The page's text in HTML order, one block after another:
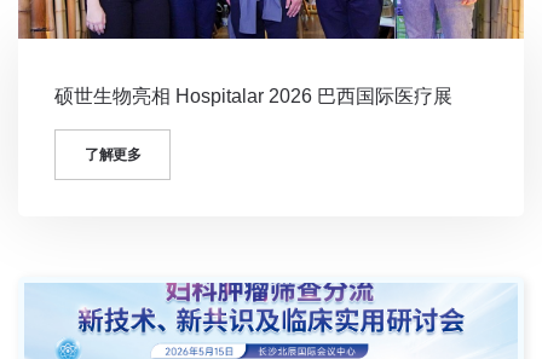
硕世生物亮相 Hospitalar 2026 巴西国际医疗展
了解更多